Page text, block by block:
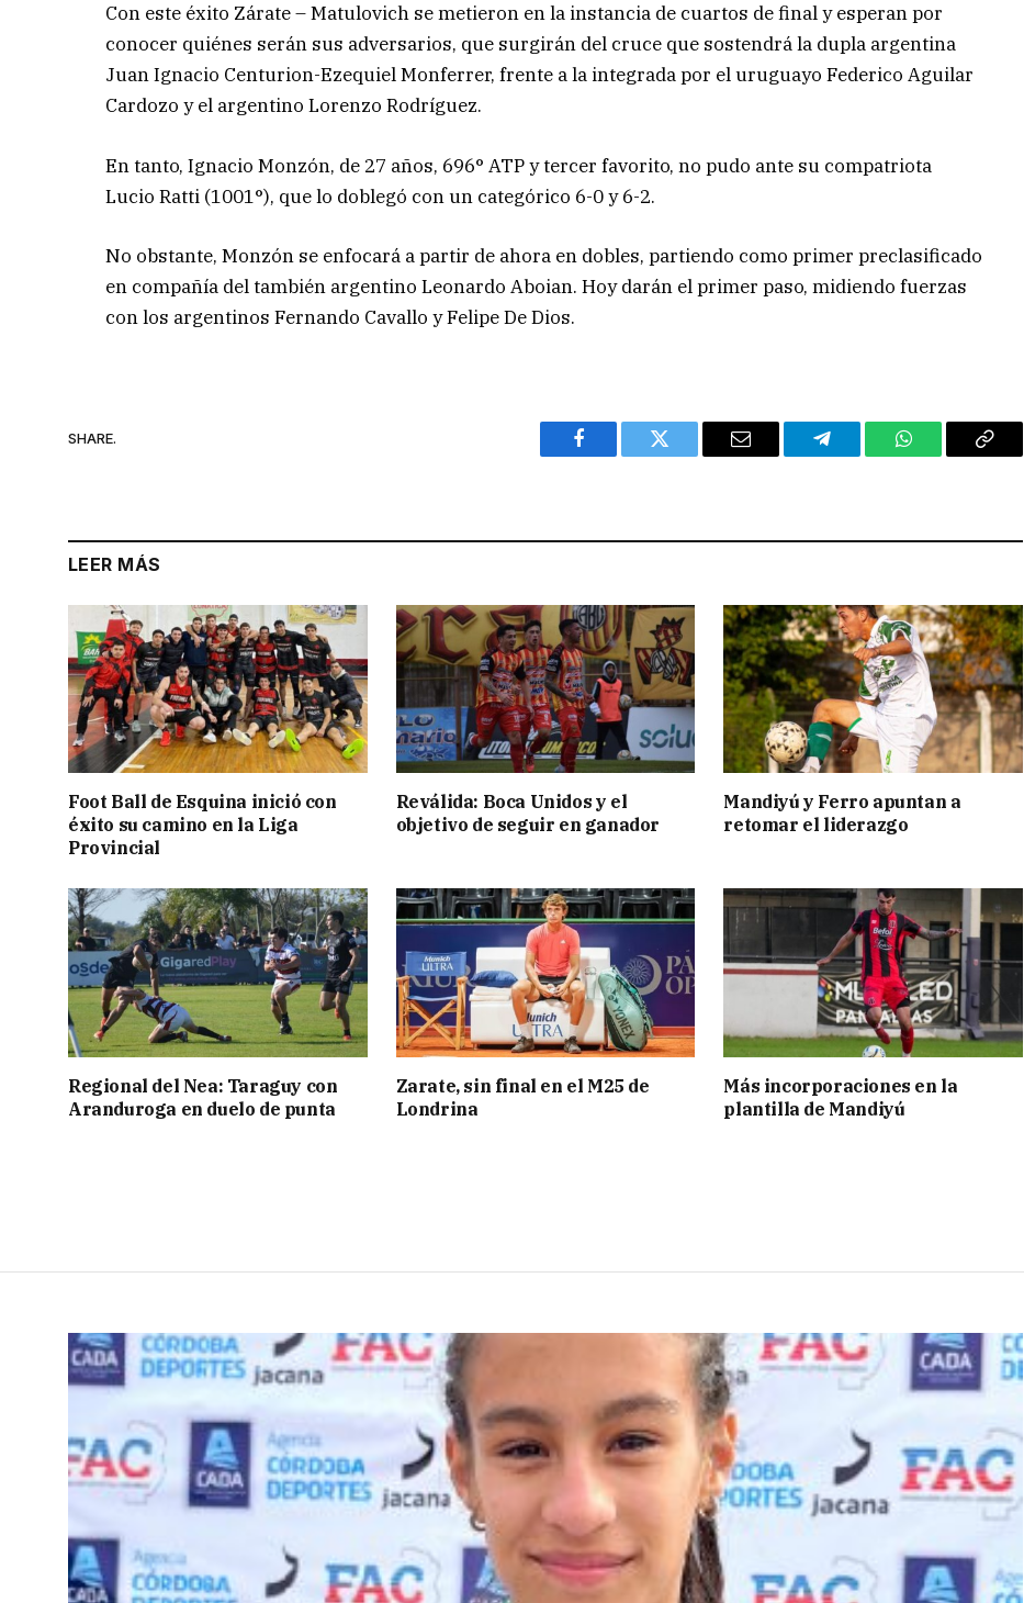
Con este éxito Zárate – Matulovich se metieron en la instancia de cuartos de final y esperan por
conocer quiénes serán sus adversarios, que surgirán del cruce que sostendrá la dupla argentina
Juan Ignacio Centurion-Ezequiel Monferrer, frente a la integrada por el uruguayo Federico Aguilar
Cardozo y el argentino Lorenzo Rodríguez.
En tanto, Ignacio Monzón, de 27 años, 696° ATP y tercer favorito, no pudo ante su compatriota
Lucio Ratti (1001°), que lo doblegó con un categórico 6-0 y 6-2.
No obstante, Monzón se enfocará a partir de ahora en dobles, partiendo como primer preclasificado
en compañía del también argentino Leonardo Aboian. Hoy darán el primer paso, midiendo fuerzas
con los argentinos Fernando Cavallo y Felipe De Dios.
SHARE.
Facebook Twitter Email Telegram WhatsAppCopy
LEER MÁS
Foot Ball de Esquina inició con
éxito su camino en la Liga
Provincial
Reválida: Boca Unidos y el
objetivo de seguir en ganador
Mandiyú y Ferro apuntan a
retomar el liderazgo
Regional del Nea: Taraguy con
Aranduroga en duelo de punta
Zarate, sin final en el M25 de
Londrina
Más incorporaciones en la
plantilla de Mandiyú